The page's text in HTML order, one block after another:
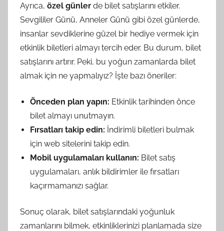
Ayrıca, özel günler de bilet satışlarını etkiler.
Sevgililer Günü, Anneler Günü gibi özel günlerde,
insanlar sevdiklerine güzel bir hediye vermek için
etkinlik biletleri almayı tercih eder. Bu durum, bilet
satışlarını artırır. Peki, bu yoğun zamanlarda bilet
almak için ne yapmalıyız? İşte bazı öneriler:
Önceden plan yapın: Etkinlik tarihinden önce
bilet almayı unutmayın.
Fırsatları takip edin: İndirimli biletleri bulmak
için web sitelerini takip edin.
Mobil uygulamaları kullanın: Bilet satış
uygulamaları, anlık bildirimler ile fırsatları
kaçırmamanızı sağlar.
Sonuç olarak, bilet satışlarındaki yoğunluk
zamanlarını bilmek, etkinliklerinizi planlamada size